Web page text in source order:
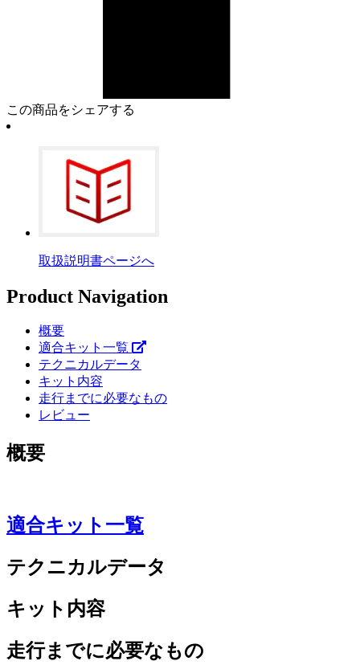
この商品をシェアする
取扱説明書ページへ
Product Navigation
概要
適合キット一覧
テクニカルデータ
キット内容
走行までに必要なもの
レビュー
概要
適合キット一覧
テクニカルデータ
キット内容
走行までに必要なもの